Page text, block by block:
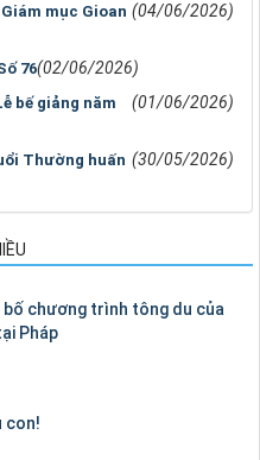
mục Gioan (04/06/2026)
76(02/06/2026)
bế giảng năm
(01/06/2026)
Thường huấn (30/05/2026)
bố chương trình tông du của
Pháp
con!